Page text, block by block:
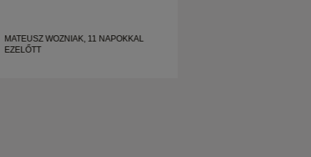
MATEUSZ WOZNIAK, 11 NAPOKKAL
EZELŐTT